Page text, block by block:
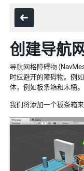
创建导航
导航网格障碍物
时应避开的障碍物。例
体，例如板条箱和木桶。
我们将添加一个板条箱